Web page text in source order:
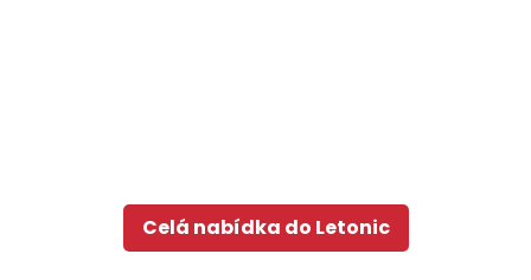
Celá nabídka do Letonic